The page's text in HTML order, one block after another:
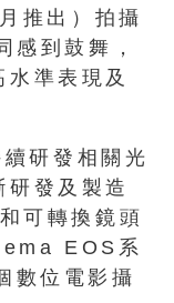
推出）拍攝
感到鼓舞，
準表現及
研發相關光
發及製造
可轉換鏡頭
EOS系
數位電影攝